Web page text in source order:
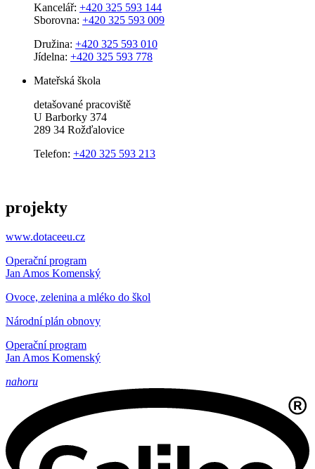
Kancelář: +420 325 593 144
Sborovna: +420 325 593 009
Družina: +420 325 593 010
Jídelna: +420 325 593 778
Mateřská škola
detašované pracoviště
U Barborky 374
289 34 Rožďalovice
Telefon: +420 325 593 213
projekty
www.dotaceeu.cz
Operační program
Jan Amos Komenský
Ovoce, zelenina a mléko do škol
Národní plán obnovy
Operační program
Jan Amos Komenský
nahoru